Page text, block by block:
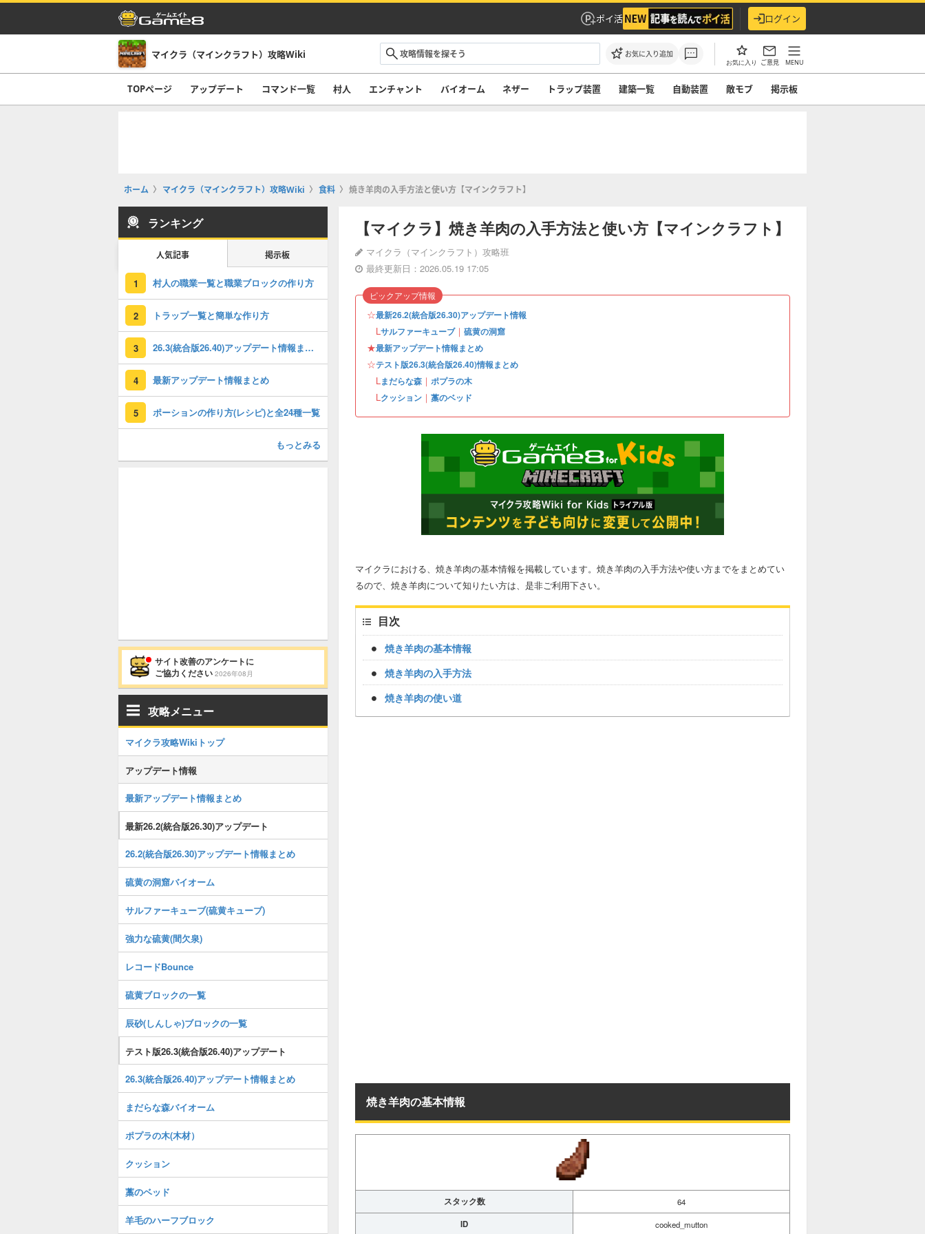
ポイ活 ログイン
マイクラ（マインクラフト）攻略Wiki お気に入り追加
お気に入り ご意見 MENU
TOPページ アップデート コマンド一覧 村人 エンチャント バイオーム ネザー トラップ装置 建築一覧 自動装置 敵モブ 掲示板
ホーム マイクラ（マインクラフト）攻略Wiki 食料 焼き羊肉の入手方法と使い方【マインクラフト】
【マイクラ】焼き羊肉の入手方法と使い方【マインクラフト】
マイクラ（マインクラフト）攻略班
最終更新日：2026.05.19 17:05
☆最新26.2(統合版26.30)アップデート情報
Lサルファーキューブ｜ 硫黄の洞窟
★最新アップデート情報まとめ
☆テスト版26.3(統合版26.40)情報まとめ
Lまだらな森 ｜ ポプラの木
Lクッション ｜ 藁のベッド
ピックアップ情報
マイクラにおける、焼き羊肉の基本情報を掲載しています。焼き羊肉の入手方法や使い方までをまとめてい
るので、焼き羊肉について知りたい方は、是非ご利用下さい。
目次
焼き羊肉の基本情報
焼き羊肉の入手方法
焼き羊肉の使い道
焼き羊肉の基本情報
スタック数 64
ID cooked_mutton
ランキング
人気記事 掲示板
1 村人の職業一覧と職業ブロックの作り方
2 トラップ一覧と簡単な作り方
3 26.3(統合版26.40)アップデート情報まとめ・2026年第3弾アプデ
4 最新アップデート情報まとめ
5 ポーションの作り方(レシピ)と全24種一覧
もっとみる
サイト改善のアンケートに
ご協力ください 2026年08月
攻略メニュー
マイクラ攻略Wikiトップ
アップデート情報
最新アップデート情報まとめ
最新26.2(統合版26.30)アップデート
26.2(統合版26.30)アップデート情報まとめ
硫黄の洞窟バイオーム
サルファーキューブ(硫黄キューブ)
強力な硫黄(間欠泉)
レコードBounce
硫黄ブロックの一覧
辰砂(しんしゃ)ブロックの一覧
テスト版26.3(統合版26.40)アップデート
26.3(統合版26.40)アップデート情報まとめ
まだらな森バイオーム
ポプラの木(木材）
クッション
藁のベッド
羊毛のハーフブロック